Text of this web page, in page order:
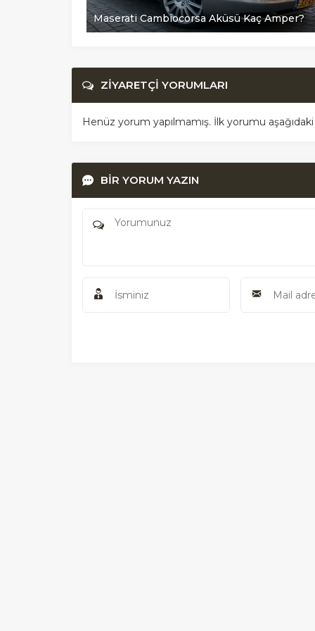
Maserati Cambiocorsa Aküsü Kaç Amper?
ZİYARETÇİ YORUMLARI
Henüz yorum yapılmamış. İlk yorumu aşağıdaki
BİR YORUM YAZIN